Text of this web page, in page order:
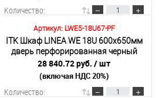
Количество:
В корзину
Подробнее
Артикул: LWE5-18U67-PF
ITK Шкаф LINEA WE 18U 600x650мм
дверь перфорированная черный
28 840.72 руб. / шт
(включая НДС 20%)
Количество: